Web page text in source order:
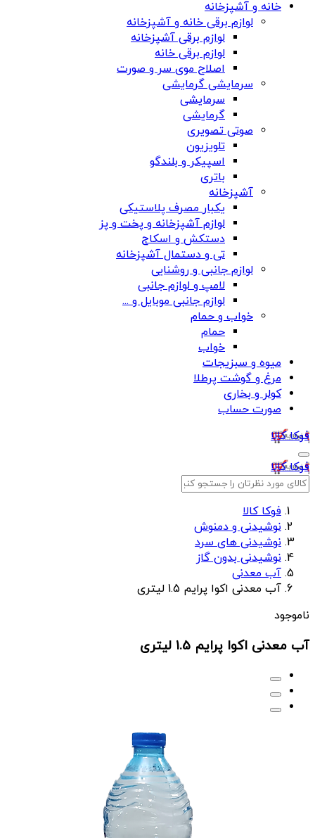
خانه و آشپزخانه
لوازم برقی خانه و آشپزخانه
لوازم برقی آشپزخانه
لوازم برقی خانه
اصلاح موی سر و صورت
سرمایشی گرمایشی
سرمایشی
گرمایشی
صوتی تصویری
تلویزیون
اسپیکر و بلندگو
باتری
آشپزخانه
یکبار مصرف پلاستیکی
لوازم آشپزخانه و پخت و پز
دستکش و اسکاج
تی و دستمال آشپزخانه
لوازم جانبی و روشنایی
لامپ و لوازم جانبی
لوازم جانبی موبایل و ...
خواب و حمام
حمام
خواب
میوه و سبزیجات
مرغ و گوشت پرطلا
کولر و بخاری
صورت حساب
فوکا کالا
فوکا کالا
فوکا کالا
نوشیدنی و دمنوش
نوشیدنی های سرد
نوشیدنی بدون گاز
آب معدنی
آب معدنی اکوا پرایم 1.5 لیتری
ناموجود
آب معدنی اکوا پرایم 1.5 لیتری